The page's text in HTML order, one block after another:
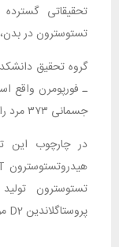
تحقیقاتی
تستوسترون در
گروه تحقیق
ـ فورپومرن واقع
جسمانی ۳۷۳ مرد را در سنین گوناگون مورد آزمایش قرار داده‌اند.
در چارچوب این
تستوسترون
پروستاگلاندین D2 مورد بررسی قرار گرفتند.